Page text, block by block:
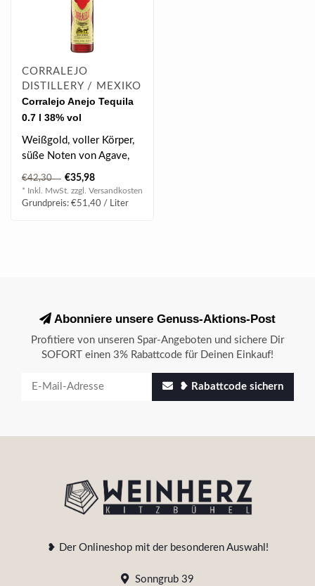
CORRALEJO
DISTILLERY / MEXIKO
Corralejo Anejo Tequila
0.7 l 38% vol
Weißgold, voller Körper,
süße Noten von Agave,
akzentuiert durch Noten
wie E..
€42,30 €35,98
* Inkl. MwSt. zzgl. Versandkosten
Grundpreis: €51,40 / Liter
Abonniere unsere Genuss-Aktions-Post
Profitiere von unseren Spar-Angeboten und sichere Dir
SOFORT einen 3% Rabattcode für Deinen Einkauf!
❥ Rabattcode sichern
❥ Der Onlineshop mit der besonderen Auswahl!
Sonngrub 39